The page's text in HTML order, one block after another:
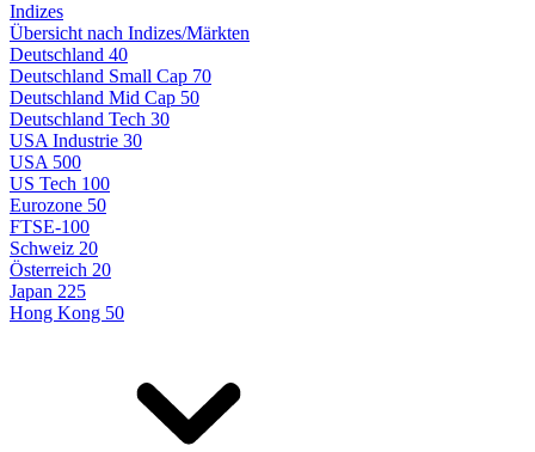
Indizes
Übersicht nach Indizes/Märkten
Deutschland 40
Deutschland Small Cap 70
Deutschland Mid Cap 50
Deutschland Tech 30
USA Industrie 30
USA 500
US Tech 100
Eurozone 50
FTSE-100
Schweiz 20
Österreich 20
Japan 225
Hong Kong 50